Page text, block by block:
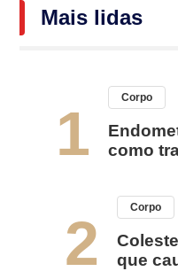
Mais lidas
1
Corpo
como
2
Corpo
que